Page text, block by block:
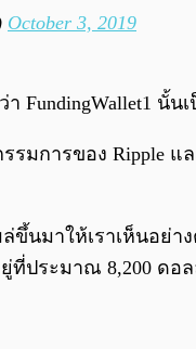
October 3, 2019
า FundingWallet1 นั้
มการของ Ripple แ
ขึ้นมาให้เราเห็นอย่
ที่ประมาณ 8,200 ดอล